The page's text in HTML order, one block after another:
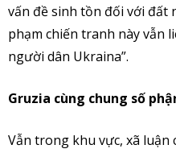
vấn đề sinh tồn đối với đất
phạm chiến tranh này vẫn
người dân Ukraina”.
Gruzia cùng chung số
Vẫn trong khu vực, xã luận